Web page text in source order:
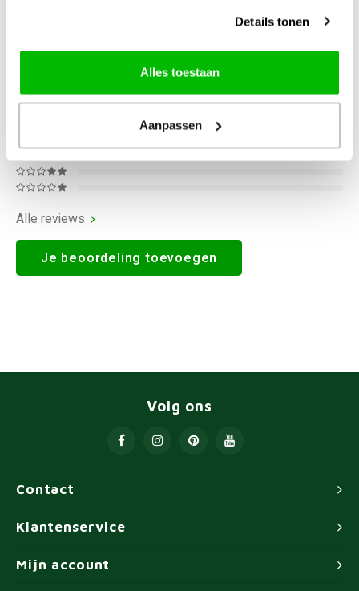
Details tonen
Alles toestaan
Aanpassen
0Reviews
Alle reviews
Je beoordeling toevoegen
Contact
Volg ons
Klantenservice
Mijn account